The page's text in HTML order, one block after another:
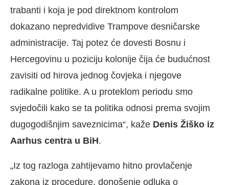
trabanti i koja je pod direktnom kontrolom
dokazano nepredvidive Trampove desničarske
administracije. Taj potez će dovesti Bosnu i
Hercegovinu u poziciju kolonije čija će budućnost
zavisiti od hirova jednog čovjeka i njegove
radikalne politike. A u proteklom periodu smo
svjedočili kako se ta politika odnosi prema svojim
dugogodišnjim saveznicima“, kaže Denis Žiško iz
Aarhus centra u BiH.
„Iz tog razloga zahtijevamo hitno provlačenje
zakona iz procedure, donošenje odluka o